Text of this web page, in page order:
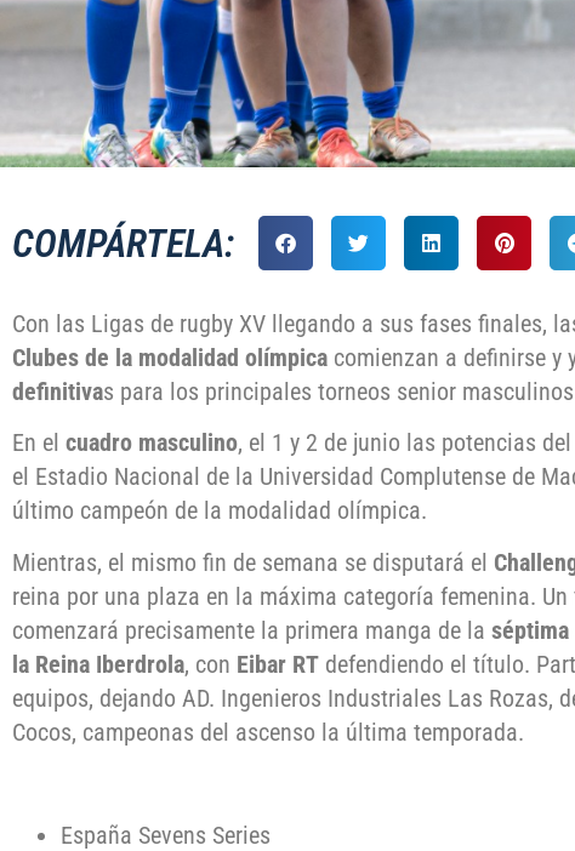
COMPÁRTELA:
Con las Ligas de rugby XV llegando a sus fases finales,
Clubes de la modalidad olímpica comienzan a definirse y
definitivas para los principales torneos senior
En el cuadro masculino, el 1 y 2 de junio las potencias
el Estadio Nacional de la Universidad Complutense de
último campeón de la modalidad olímpica.
Mientras, el mismo fin de semana se disputará el
reina por una plaza en la máxima categoría femenina.
comenzará precisamente la primera manga de la séptima
la Reina Iberdrola, con Eibar RT defendiendo el título.
equipos, dejando AD. Ingenieros Industriales Las Rozas,
Cocos, campeonas del ascenso la última temporada.
España Sevens Series